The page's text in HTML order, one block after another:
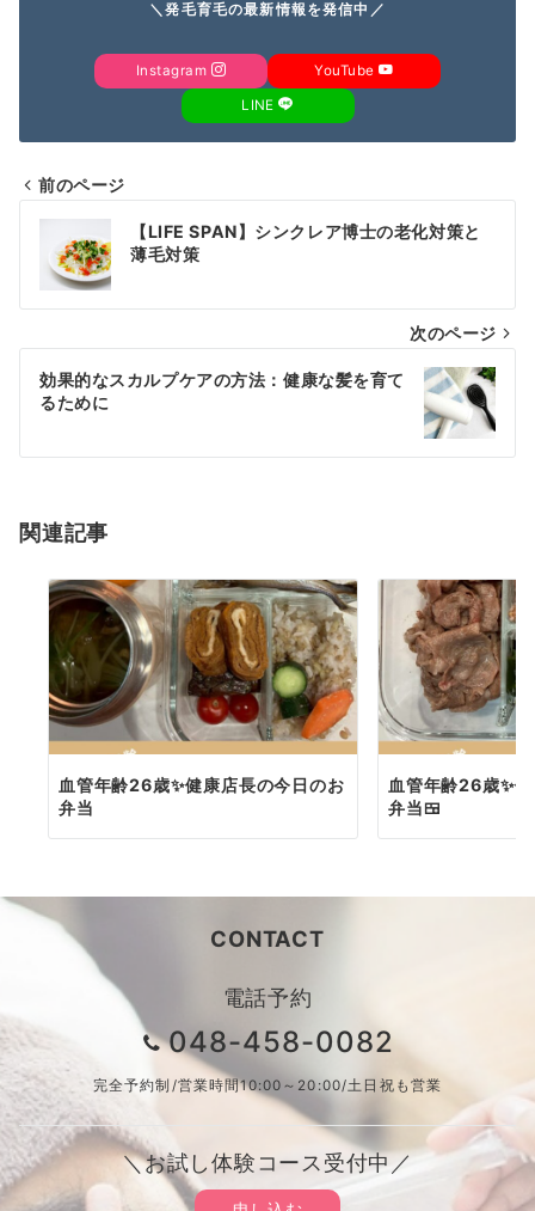
＼発毛育毛の最新情報を発信中／
Instagram YouTube
LINE
投
ナ
ビ
ゲ
シ
ン
前のページ
【LIFE SPAN】シンクレア博士の老化対策と
薄毛対策
次のページ
効果的なスカルプケアの方法：健康な髪を育て
るために
関連記事
血管年齢26歳✨健康店長の今日のお
弁当
血管年齢26歳✨
弁当🍱
CONTACT
電話予約
048-458-0082
完全予約制/営業時間10:00～20:00/土日祝も営業
＼お試し体験コース受付中／